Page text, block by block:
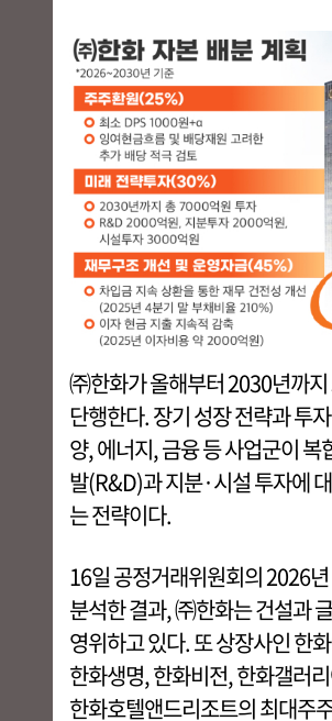
㈜한화가 올해부터 2030년까
단행한다. 장기 성장 전략과 투
양, 에너지, 금융 등 사업군이
발(R&D)과 지분·시설 투자에
는 전략이다.
16일 공정거래위원회의 2026
분석한 결과, ㈜한화는 건설과
영위하고 있다. 또 상장사인 한
한화생명, 한화비전, 한화갤러
한화호텔앤드리조트의 최대주